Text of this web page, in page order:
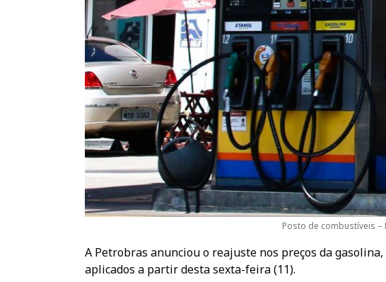
Posto de combustíveis –
A Petrobras anunciou o reajuste nos preços da
aplicados a partir desta sexta-feira (11).